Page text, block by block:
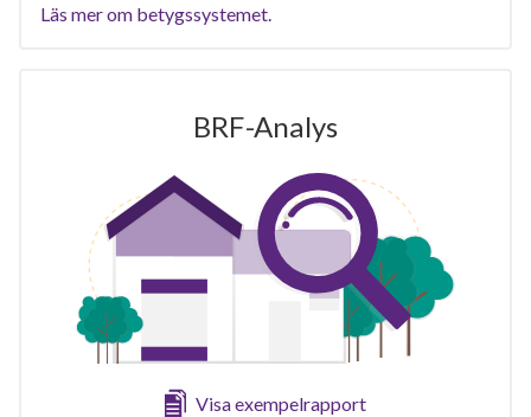
Läs mer om betygssystemet.
BRF-Analys
Visa exempelrapport